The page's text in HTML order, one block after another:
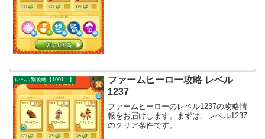
レベル別攻略【1001～】
ファームヒーロー攻略 レベル
1237
ファームヒーローのレベル1237の攻略情
報をお届けします。まずは、レベル1237
のクリア条件です。